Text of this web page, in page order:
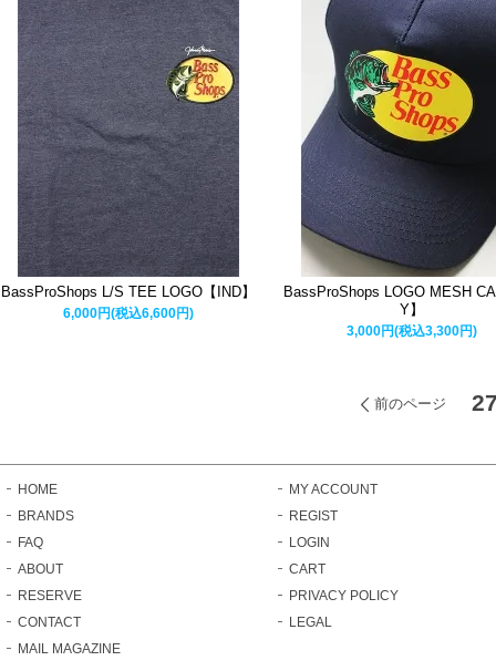
BassProShops L/S TEE LOGO【IND】
6,000円(税込6,600円)
BassProShops LOGO MESH
Y】
3,000円(税込3,300円)
前のページ
HOME
BRANDS
FAQ
ABOUT
RESERVE
CONTACT
MAIL MAGAZINE
MY ACCOUNT
REGIST
LOGIN
CART
PRIVACY POLICY
LEGAL